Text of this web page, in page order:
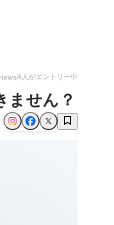
4人がエントリー中
ません？